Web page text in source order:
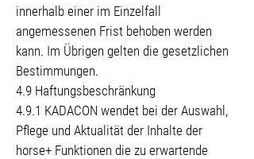
innerhalb einer im Einzelfall
angemessenen Frist behoben werden
kann. Im Übrigen gelten die gesetzlichen
Bestimmungen.
4.9 Haftungsbeschränkung
4.9.1 KADACON wendet bei der Auswahl,
Pflege und Aktualität der Inhalte der
horse+ Funktionen die zu erwartende